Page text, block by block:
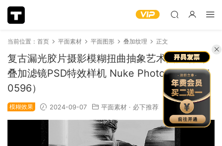
当前位置： 首页 平面素材 平面图形 叠加纹理 正文
复古漏光胶片摄影模糊扭曲抽象艺术图片后期
叠加滤镜PSD特效样机 Nuke Photo Effect（1
0596）
模糊效果 2024-09-07 平面素材 · 必下推荐